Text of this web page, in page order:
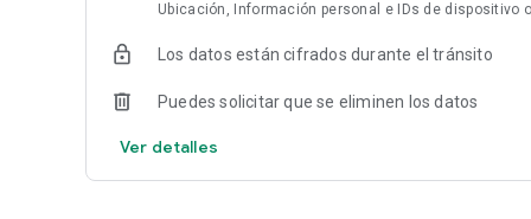
del día, para todo tipo de vehículos (coches, motos,
√ Selecciona, reserva y obtén tu código de acceso
Regístrate, da de alta tu vehículo y selecciona el método
Ubicación, Información personal e IDs de dispositivo
Los datos están cifrados durante el tránsito
Puedes solicitar que se eliminen los datos
Ver detalles